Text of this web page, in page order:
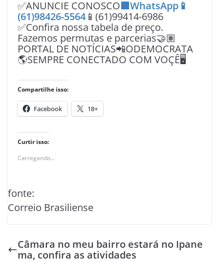
✅ANUNCIE CONOSCO🟩WhatsApp📱
(61)98426-5564 📱(61)99414-6986
✅Confira nossa tabela de preço.
Fazemos permutas e parcerias🤝🏽
PORTAL DE NOTÍCIAS📲ODEMOCRATA
🌎SEMPRE CONECTADO COM VOÇÊ🖥️
Compartilhe isso:
Facebook 18+
Curtir isso:
Carregando...
fonte:
Correio Brasiliense
Câmara no meu bairro estará no Ipane
ma, confira as atividades